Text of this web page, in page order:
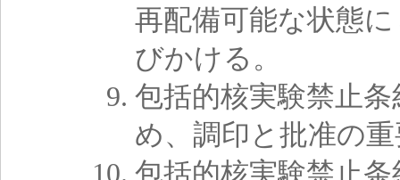
再配備可能な状態
びかける。
包括的核実験禁止
め、調印と批准の
包括的核実験禁止